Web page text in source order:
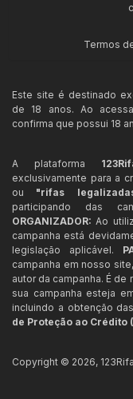
Termos
Este site é destinado
de 18 anos. Ao
confirma que possui 18
A plataforma
exclusivamente para a
ou "rifas
participando das
ORGANIZADOR: Ao
campanha está
legislação aplicável.
campanha em nosso
autor da campanha. É
sua campanha esteja
incluindo a obtenção
de Proteção ao Crédito
Copyright © 2026,